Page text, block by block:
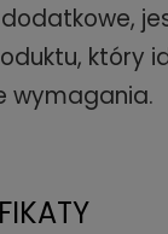
który
wymagania.